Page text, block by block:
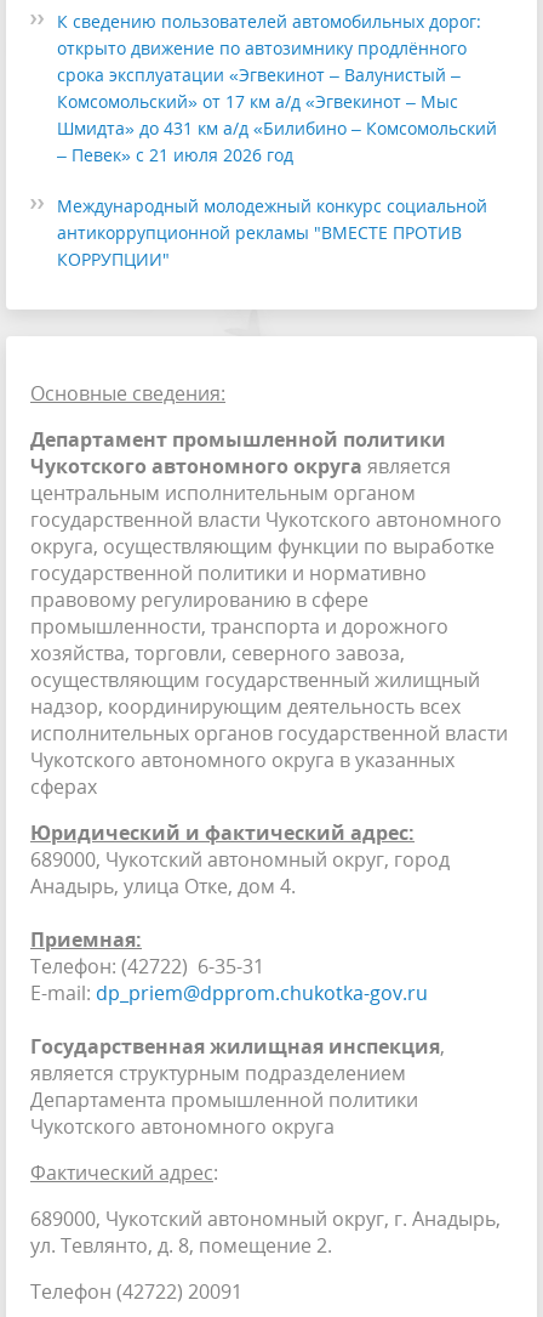
К сведению пользователей автомобильных дорог:
открыто движение по автозимнику продлённого
срока эксплуатации «Эгвекинот – Валунистый –
Комсомольский» от 17 км а/д «Эгвекинот – Мыс
Шмидта» до 431 км а/д «Билибино – Комсомольский
– Певек» с 21 июля 2026 год
Международный молодежный конкурс социальной
антикоррупционной рекламы "ВМЕСТЕ ПРОТИВ
КОРРУПЦИИ"
Основные сведения:
Департамент промышленной политики
Чукотского автономного округа является
центральным исполнительным органом
государственной власти Чукотского автономного
округа, осуществляющим функции по выработке
государственной политики и нормативно
правовому регулированию в сфере
промышленности, транспорта и дорожного
хозяйства, торговли, северного завоза,
осуществляющим государственный жилищный
надзор, координирующим деятельность всех
исполнительных органов государственной власти
Чукотского автономного округа в указанных
сферах
Юридический и фактический адрес:
689000, Чукотский автономный округ, город
Анадырь, улица Отке, дом 4.
Приемная:
Телефон: (42722) 6-35-31
E-mail: dp_priem@dpprom.chukotka-gov.ru
Государственная жилищная инспекция,
является структурным подразделением
Департамента промышленной политики
Чукотского автономного округа
Фактический адрес:
689000, Чукотский автономный округ, г. Анадырь,
ул. Тевлянто, д. 8, помещение 2.
Телефон (42722) 20091